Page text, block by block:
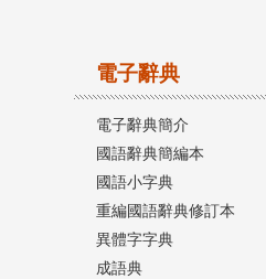
電子辭典
電子辭典簡介
國語辭典簡編本
國語小字典
重編國語辭典修訂本
異體字字典
成語典